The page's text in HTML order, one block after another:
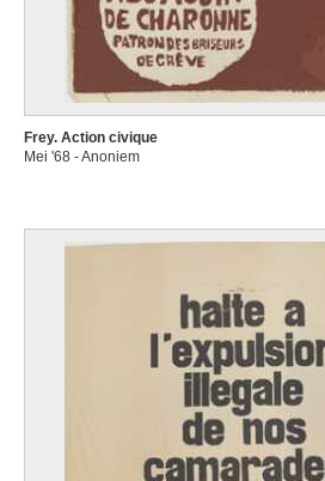
Frey. Action civique
Mei '68 - Anoniem